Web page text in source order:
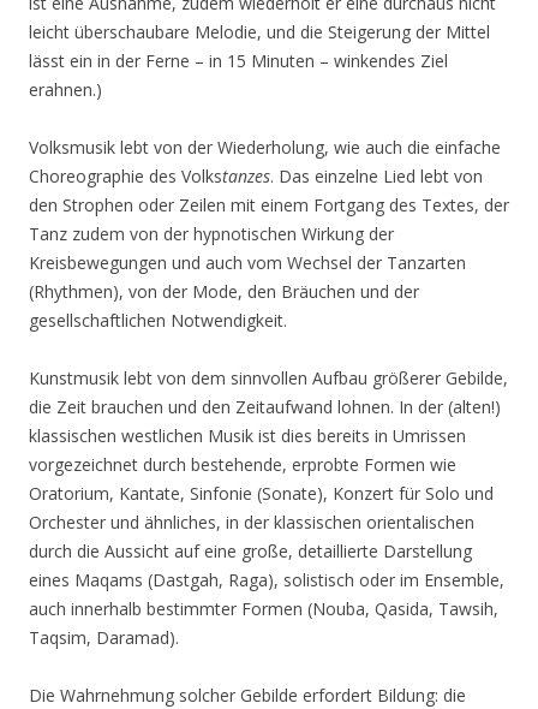
leicht überschaubare Melodie, und die Steigerung der Mittel
lässt ein in der Ferne – in 15 Minuten – winkendes Ziel
erahnen.)
Volksmusik lebt von der Wiederholung, wie auch die einfache
Choreographie des Volkstanzes. Das einzelne Lied lebt von
den Strophen oder Zeilen mit einem Fortgang des Textes, der
Tanz zudem von der hypnotischen Wirkung der
Kreisbewegungen und auch vom Wechsel der Tanzarten
(Rhythmen), von der Mode, den Bräuchen und der
gesellschaftlichen Notwendigkeit.
Kunstmusik lebt von dem sinnvollen Aufbau größerer Gebilde,
die Zeit brauchen und den Zeitaufwand lohnen. In der (alten!)
klassischen westlichen Musik ist dies bereits in Umrissen
vorgezeichnet durch bestehende, erprobte Formen wie
Oratorium, Kantate, Sinfonie (Sonate), Konzert für Solo und
Orchester und ähnliches, in der klassischen orientalischen
durch die Aussicht auf eine große, detaillierte Darstellung
eines Maqams (Dastgah, Raga), solistisch oder im Ensemble,
auch innerhalb bestimmter Formen (Nouba, Qasida, Tawsih,
Taqsim, Daramad).
Die Wahrnehmung solcher Gebilde erfordert Bildung: die